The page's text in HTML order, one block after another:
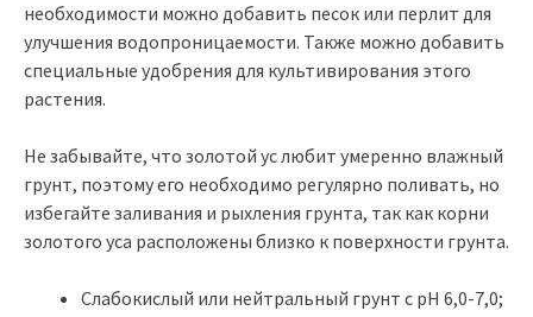
необходимости можно добавить песок или перлит для
улучшения водопроницаемости. Также можно добавить
специальные удобрения для культивирования этого
растения.
Не забывайте, что золотой ус любит умеренно влажный
грунт, поэтому его необходимо регулярно поливать, но
избегайте заливания и рыхления грунта, так как корни
золотого уса расположены близко к поверхности грунта.
Слабокислый или нейтральный грунт с pH 6,0-7,0;